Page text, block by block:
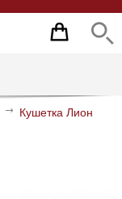
Кушетка Лион